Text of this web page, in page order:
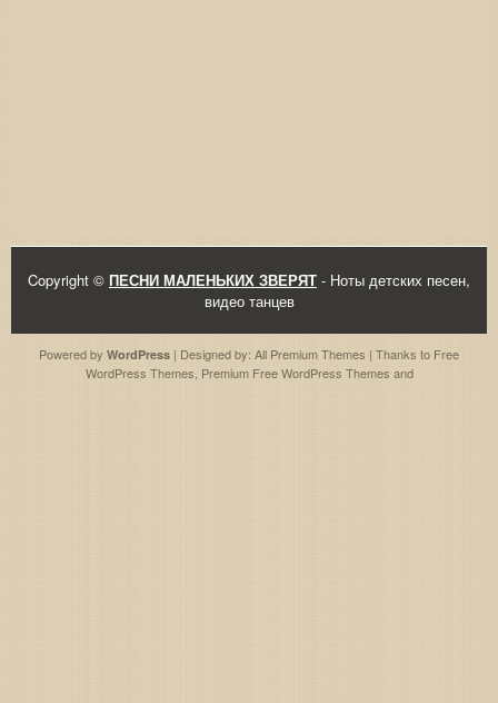
Copyright © ПЕСНИ МАЛЕНЬКИХ ЗВЕРЯТ - Ноты детских песен,
видео танцев
Powered by WordPress | Designed by: All Premium Themes | Thanks to Free
WordPress Themes, Premium Free WordPress Themes and